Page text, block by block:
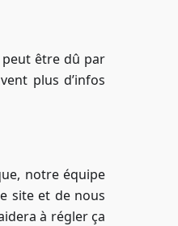
peut être dû par
plus d’infos
notre équipe
site et de nous
à régler ça